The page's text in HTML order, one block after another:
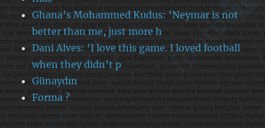
Ghana’s Mohammed Kudus: ‘Neymar is not
better than me, just more h
Dani Alves: ‘I love this game. I loved football
when they didn’t p
Günaydın
Forma ?